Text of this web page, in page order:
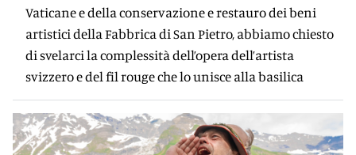
Vaticane e della conservazione e restauro dei beni
artistici della Fabbrica di San Pietro, abbiamo chiesto
di svelarci la complessità dell’opera dell’artista
svizzero e del fil rouge che lo unisce alla basilica